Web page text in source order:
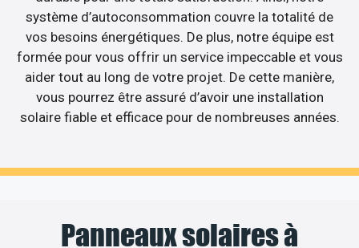
système d’autoconsommation couvre la totalité de
vos besoins énergétiques. De plus, notre équipe est
formée pour vous offrir un service impeccable et vous
aider tout au long de votre projet. De cette manière,
vous pourrez être assuré d’avoir une installation
solaire fiable et efficace pour de nombreuses années.
Panneaux solaires à